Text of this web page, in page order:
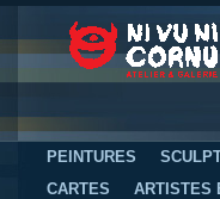
PEINTURES
CARTES
ARTISTES